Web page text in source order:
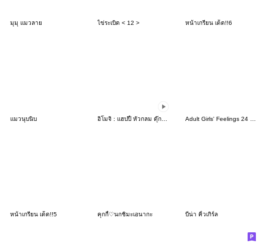
มุมุ แมวลาย ไข่ระเบิด < 12 > หน้าเกรียน เด็ด!!6
แมวนุบนิบ
หน้าเกรียน เด็ด!!5 คุกกี้♡นกชิมะเอนากะ บีน่า คิ้วเกิร์ล